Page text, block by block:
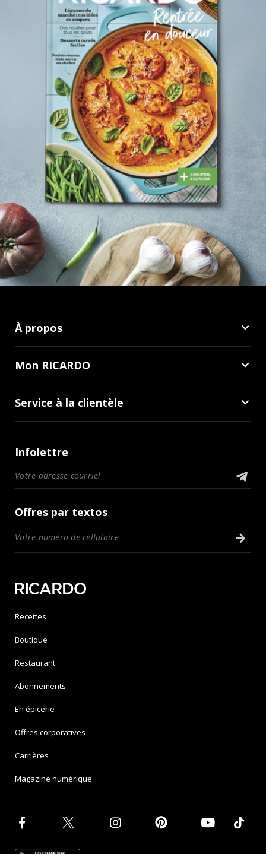
À propos
Mon RICARDO
Service à la clientèle
Infolettre
Offres par textos
Recettes
Boutique
Restaurant
Abonnements
En épicerie
Offres corporatives
Carrières
Magazine numérique